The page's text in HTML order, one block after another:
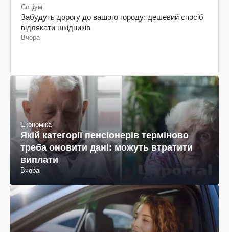
Соціум
Забудуть дорогу до вашого городу: дешевий спосіб
відлякати шкідників
Вчора
Економіка
Якій категорії пенсіонерів терміново
треба оновити дані: можуть втратити
виплати
Вчора